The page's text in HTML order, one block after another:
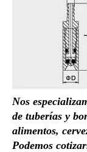
Nos
de tuberías y
alimentos,
Podemos